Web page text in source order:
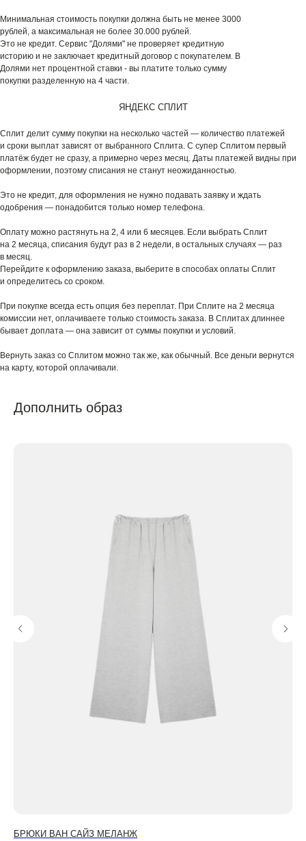
Минимальная стоимость покупки должна быть не менее 3000
рублей, а максимальная не более 30.000 рублей.
Это не кредит. Сервис "Долями" не проверяет кредитную
историю и не заключает кредитный договор с покупателем. В
Долями нет процентной ставки - вы платите только сумму
покупки разделенную на 4 части.
ЯНДЕКС СПЛИТ
Сплит делит сумму покупки на несколько частей — количество платежей
и сроки выплат зависят от выбранного Сплита. С супер Сплитом первый
платёж будет не сразу, а примерно через месяц. Даты платежей видны при
оформлении, поэтому списания не станут неожиданностью.
Это не кредит, для оформления не нужно подавать заявку и ждать
одобрения — понадобится только номер телефона.
Оплату можно растянуть на 2, 4 или 6 месяцев. Если выбрать Сплит
на 2 месяца, списания будут раз в 2 недели, в остальных случаях — раз
в месяц.
Перейдите к оформлению заказа, выберите в способах оплаты Сплит
и определитесь со сроком.
При покупке всегда есть опция без переплат. При Сплите на 2 месяца
комиссии нет, оплачиваете только стоимость заказа. В Сплитах длиннее
бывает доплата — она зависит от суммы покупки и условий.
Вернуть заказ со Сплитом можно так же, как обычный. Все деньги вернутся
на карту, которой оплачивали.
Дополнить образ
БРЮКИ ВАН САЙЗ МЕЛАНЖ